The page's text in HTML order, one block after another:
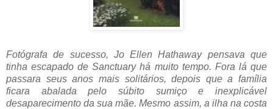
Fotógrafa de sucesso, Jo Ellen Hathaway pensava que
tinha escapado de Sanctuary há muito tempo. Fora lá que
passara seus anos mais solitários, depois que a família
ficara abalada pelo súbito sumiço e inexplicável
desaparecimento da sua mãe. Mesmo assim, a ilha na costa